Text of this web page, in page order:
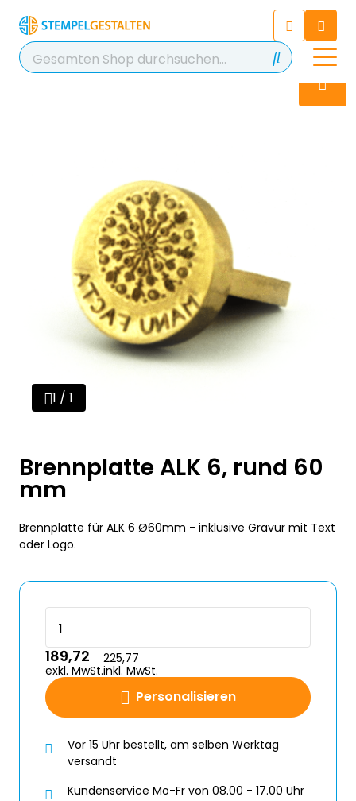
Chatten Sie 24/7 mit unserem
hilfreichen Chatbot
Kontakt
+49 2038 0480 403
1 / 1
Brennplatte ALK 6, rund 60
mm
Brennplatte für ALK 6 Ø60mm - inklusive Gravur mit Text
oder Logo.
Personalisieren
189,72
exkl. MwSt.
225,77
inkl. MwSt.
Vor 15 Uhr bestellt, am selben Werktag
versandt
Kundenservice Mo-Fr von 08.00 - 17.00 Uhr